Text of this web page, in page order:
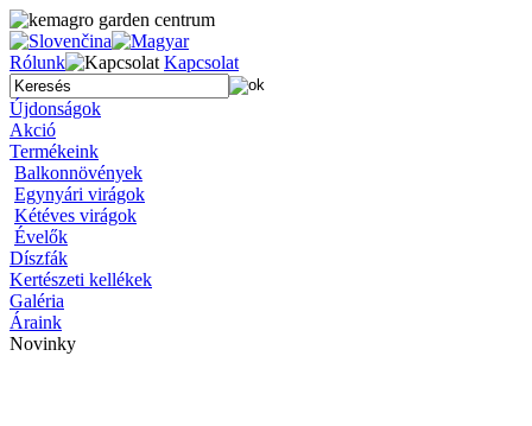
Rólunk Kapcsolat
Újdonságok
Akció
Termékeink
Balkonnövények
Egynyári virágok
Kétéves virágok
Évelők
Díszfák
Kertészeti kellékek
Galéria
Áraink
Novinky